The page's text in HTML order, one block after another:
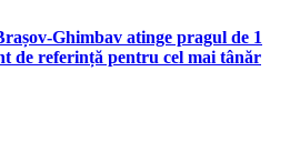
atinge pragul de 1
de referință pentru cel mai tânăr